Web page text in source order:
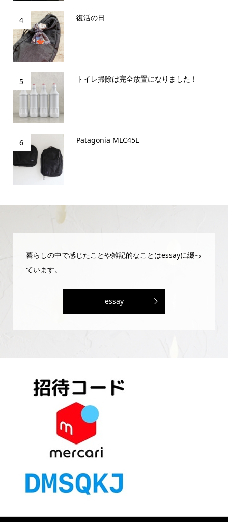
4 復活の日
5 トイレ掃除は完全放置になりました！
6 Patagonia MLC45L
暮らしの中で感じたことや雑記的なことはessayに綴っ
ています。
essay